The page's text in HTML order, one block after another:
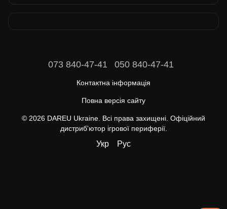
073 840-47-41 050 840-47-41
Контактна інформація
Повна версія сайту
© 2026 DAREU Ukraine. Всі права захищені. Офіційний
дистриб'ютор ігрової периферії.
Укр Рус